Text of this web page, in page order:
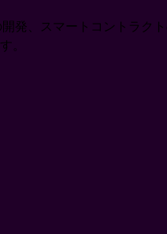
発、スマートコントラク
。